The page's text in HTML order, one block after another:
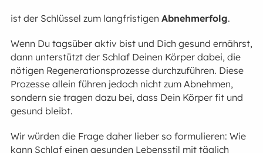
ist der Schlüssel zum langfristigen Abnehmerfolg.
Wenn Du tagsüber aktiv bist und Dich gesund ernährst,
dann unterstützt der Schlaf Deinen Körper dabei, die
nötigen Regenerationsprozesse durchzuführen. Diese
Prozesse allein führen jedoch nicht zum Abnehmen,
sondern sie tragen dazu bei, dass Dein Körper fit und
gesund bleibt.
Wir würden die Frage daher lieber so formulieren: Wie
kann Schlaf einen gesunden Lebensstil mit täglich